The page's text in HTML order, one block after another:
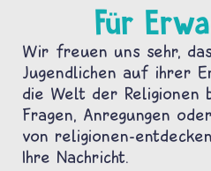
Für
Wir freuen uns sehr,
Jugendlichen auf ihrer
die Welt der Religionen
Fragen, Anregungen
von religionen-
Ihre Nachricht.